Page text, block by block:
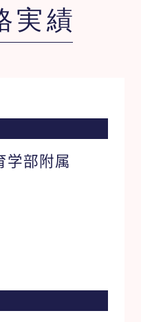
実績
学部附属